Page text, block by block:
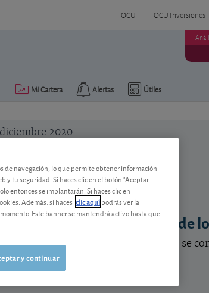
OCU OCU Inversiones
Útiles
Alertas
Mi Cartera
diciembre 2020
los españoles: el peso de
no financieros de los españoles se
ahorro?
de navegación, lo que permite obtener información
y tu seguridad. Si haces clic en el botón "Aceptar
entonces se implantarán. Si haces clic en
Además, si haces clic aquípodrás ver la
Este banner se mantendrá activo hasta que
y continuar